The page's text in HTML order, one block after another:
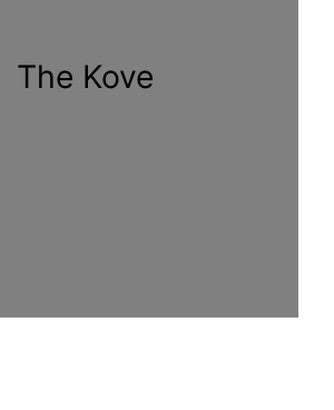
The Kove